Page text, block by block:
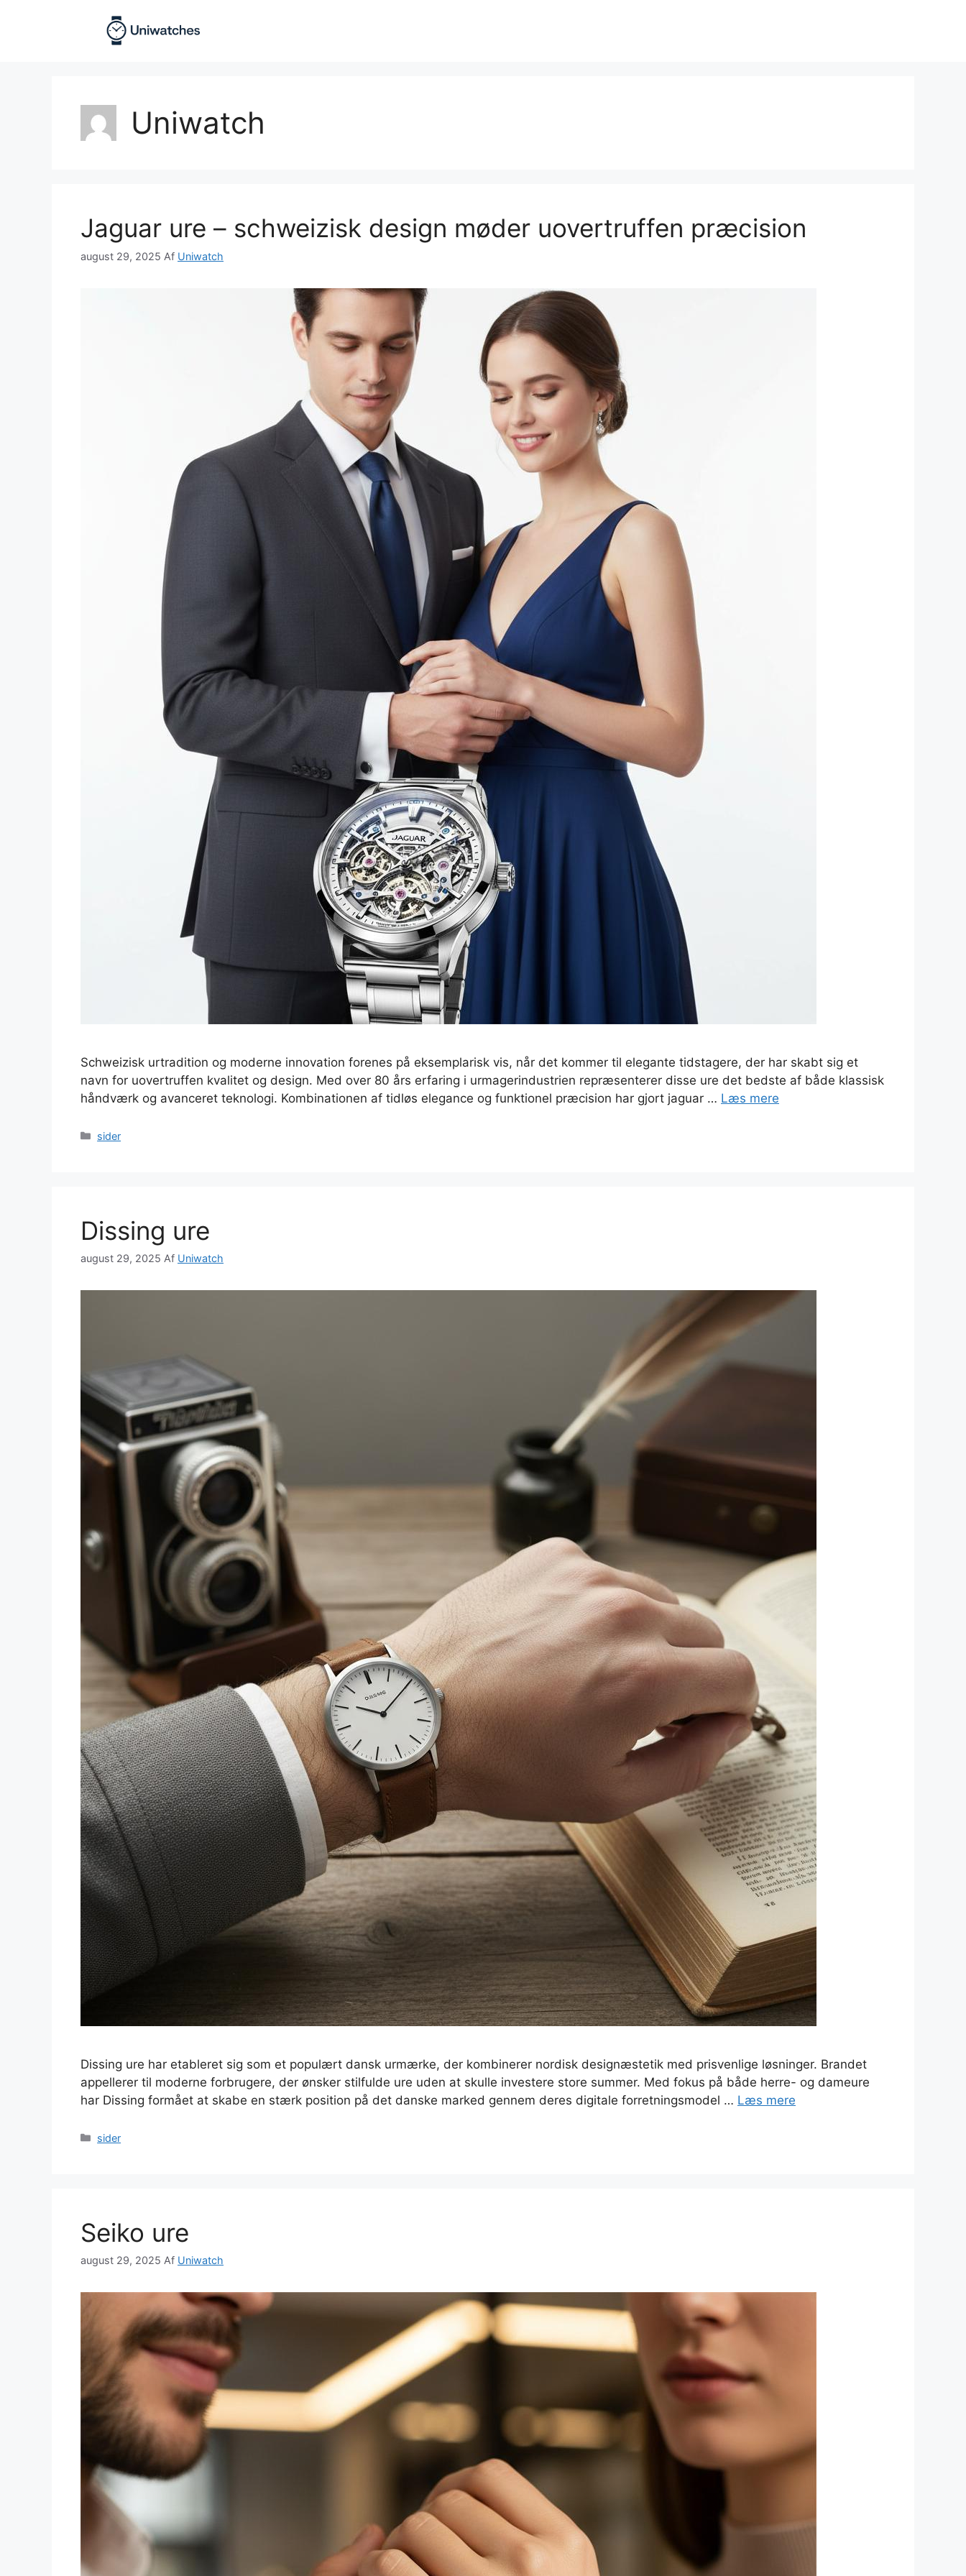
Uniwatch
Jaguar ure – schweizisk design møder uovertruffen præcision
august 29, 2025 Af Uniwatch
Schweizisk urtradition og moderne innovation forenes på eksemplarisk vis, når det kommer til elegante tidstagere, der har skabt sig et
navn for uovertruffen kvalitet og design. Med over 80 års erfaring i urmagerindustrien repræsenterer disse ure det bedste af både klassisk
håndværk og avanceret teknologi. Kombinationen af tidløs elegance og funktionel præcision har gjort jaguar … Læs mere
Kategorier
sider
Dissing ure
august 29, 2025 Af Uniwatch
Dissing ure har etableret sig som et populært dansk urmærke, der kombinerer nordisk designæstetik med prisvenlige løsninger. Brandet
appellerer til moderne forbrugere, der ønsker stilfulde ure uden at skulle investere store summer. Med fokus på både herre- og dameure
har Dissing formået at skabe en stærk position på det danske marked gennem deres digitale forretningsmodel … Læs mere
Kategorier
sider
Seiko ure
august 29, 2025 Af Uniwatch